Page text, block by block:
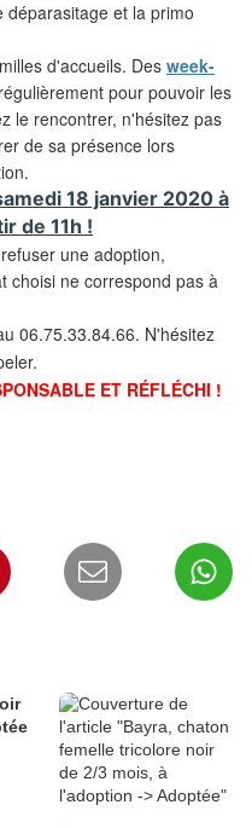
déparasitage et la primo
d'accueils. Des week-
pour pouvoir les
le rencontrer, n'hésitez pas
de sa présence lors
18 janvier 2020 à
de 11h !
une adoption,
choisi ne correspond pas à
06.75.33.84.66. N'hésitez
ET RÉFLÉCHI !